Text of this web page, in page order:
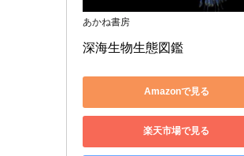
あかね書房
深海生物生態図鑑
Amazonで見る
楽天市場で見る